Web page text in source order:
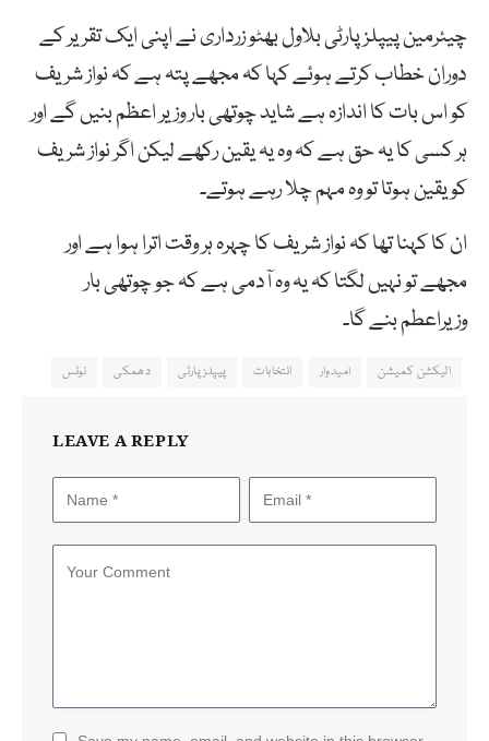
چیئرمین پیپلز پارٹی بلاول بھٹو زرداری نے اپنی ایک تقریر کے
دوران خطاب کرتے ہوئے کہا کہ مجھے پتہ ہے کہ نواز شریف
کو اس بات کا اندازہ ہے شاید چوتھی بار وزیر اعظم بنیں گے اور
ہر کسی کا یہ حق ہے کہ وہ یہ یقین رکھے لیکن اگر نواز شریف
کو یقین ہوتا تو وہ مہم چلا رہے ہوتے۔
ان کا کہنا تھا کہ نواز شریف کا چہرہ ہر وقت اترا ہوا ہے اور
مجھے تو نہیں لگتا کہ یہ وہ آدمی ہے کہ جو چوتھی بار
وزیراعطم بنے گا۔
الیکشن کمیشن امیدوار انتخابات پیپلز پارٹی دھمکی نوٹس
LEAVE A REPLY